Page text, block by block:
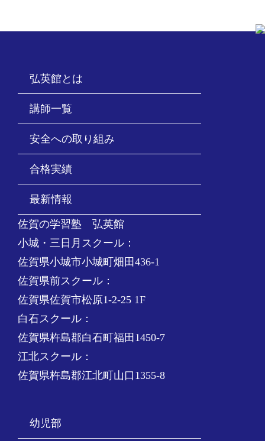
弘英館とは
講師一覧
安全への取り組み
合格実績
最新情報
佐賀の学習塾 弘英館
小城・三日月スクール：
佐賀県小城市小城町畑田436-1
佐賀県前スクール：
佐賀県佐賀市松原1-2-25 1F
白石スクール：
佐賀県杵島郡白石町福田1450-7
江北スクール：
佐賀県杵島郡江北町山口1355-8
幼児部